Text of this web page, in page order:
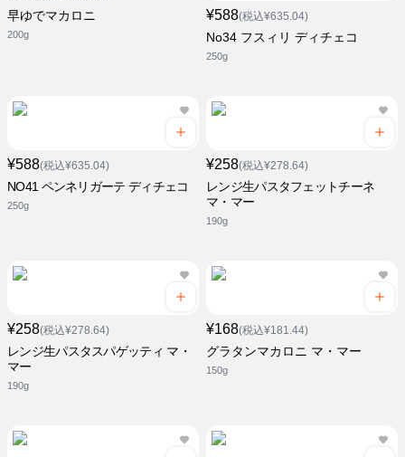
早ゆでマカロニ
200g
¥588(税込¥635.04)
No34 フスィリ ディチェコ
250g
¥588(税込¥635.04)
NO41 ペンネリガーテ ディチェコ
250g
¥258(税込¥278.64)
レンジ生パスタフェットチーネ
マ・マー
190g
¥258(税込¥278.64)
レンジ生パスタスパゲッティ マ・
マー
190g
¥168(税込¥181.44)
グラタンマカロニ マ・マー
150g